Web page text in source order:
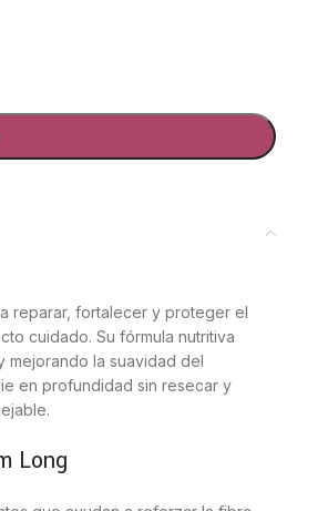
reparar, fortalecer y proteger el
cuidado. Su fórmula nutritiva
mejorando la suavidad del
en profundidad sin resecar y
Long